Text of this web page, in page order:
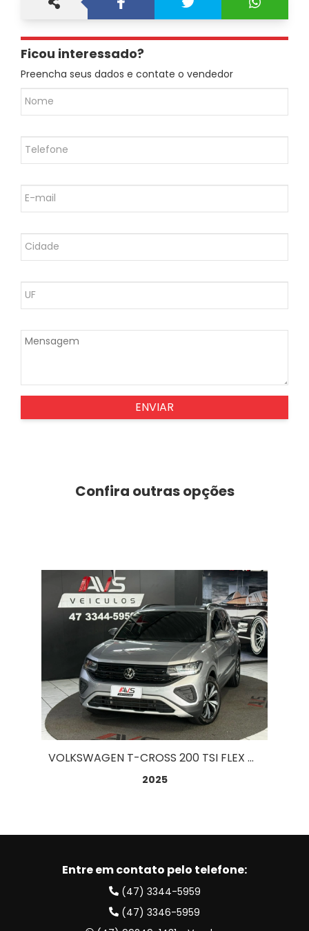
Ficou interessado?
Preencha seus dados e contate o vendedor
ENVIAR
Confira outras opções
VOLKSWAGEN T-CROSS 200 TSI FLEX AUT. 1.0
2025
Entre em contato pelo telefone:
(47) 3344-5959
(47) 3346-5959